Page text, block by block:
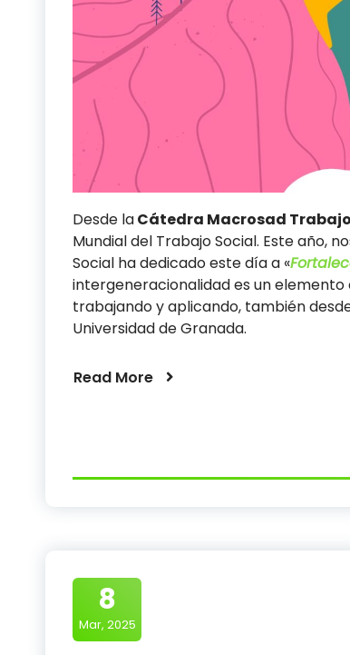
Desde laCátedra Macrosad
Mundial del Trabajo Social. Este año,
Social ha dedicado este día a «
intergeneracionalidad es un
trabajando y aplicando, también
Universidad de Granada.
Read More
8
Mar, 2025